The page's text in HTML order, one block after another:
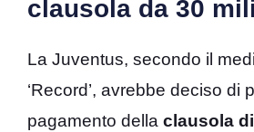
clausola da 30
La Juventus, secondo il
‘Record’, avrebbe deciso di
pagamento della clausola